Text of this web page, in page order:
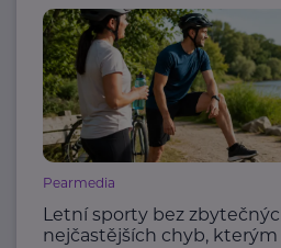
Pearmedia
Letní sporty bez
nejčastějších chyb,